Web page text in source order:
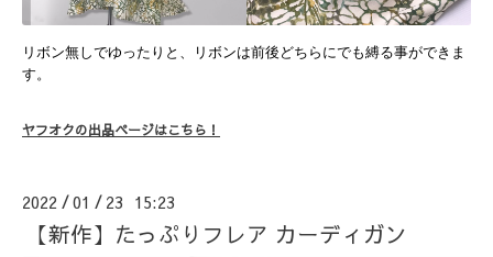
リボン無しでゆったりと、リボンは前後どちらにでも縛る事ができま
す。
ヤフオクの出品ページはこちら！
2022 /01 / 23 15:23
【新作】たっぷりフレア カーディガン